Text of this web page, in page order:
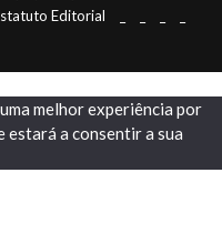
Editorial
melhor experiência por
a consentir a sua